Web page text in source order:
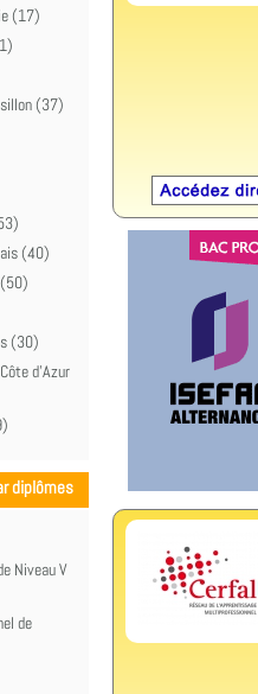
(17)
(37)
(40)
(30)
d'Azur
diplômes
Niveau V
de